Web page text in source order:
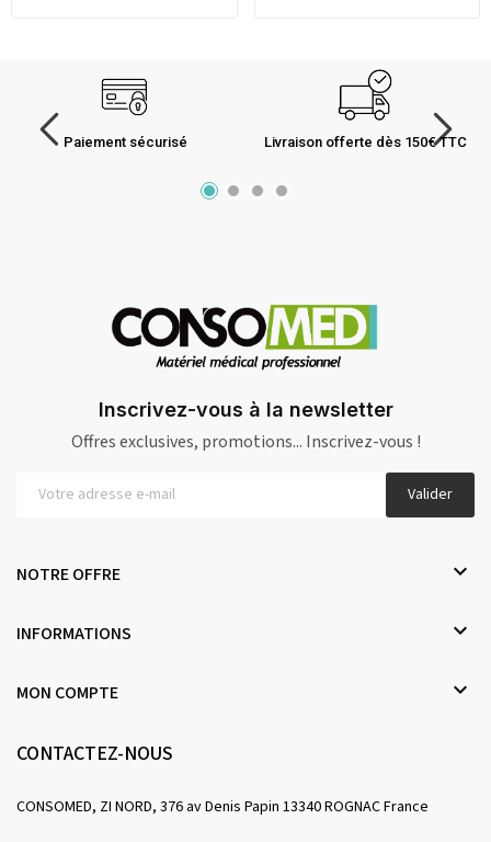
Paiement sécurisé Livraison offerte dès 150€ TTC
Inscrivez-vous à la newsletter
Offres exclusives, promotions... Inscrivez-vous !
Valider
NOTRE OFFRE 
INFORMATIONS 
MON COMPTE 
CONTACTEZ-NOUS
CONSOMED, ZI NORD, 376 av Denis Papin 13340 ROGNAC France